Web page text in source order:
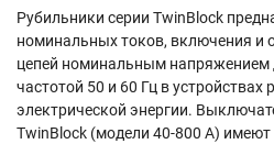
Рубильники серии TwinBlock
номинальных токов, включения и
цепей номинальным напряжением
частотой 50 и 60 Гц в устройствах
электрической энергии.
TwinBlock (модели 40-800 А)